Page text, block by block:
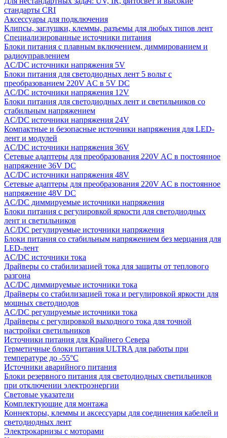
стандарты CRI
Аксессуары для подключения
Клипсы, заглушки, клеммы, разъемы для любых типов лент
Специализированные источники питания
Блоки питания с плавным включением, диммированием и
радиоуправлением
AC/DC источники напряжения 5V
Блоки питания для светодиодных лент 5 вольт с
преобразованием 220V AC в 5V DC
AC/DC источники напряжения 12V
Блоки питания для светодиодных лент и светильников со
стабильным напряжением
AC/DC источники напряжения 24V
Компактные и безопасные источники напряжения для LED-
лент и модулей
AC/DC источники напряжения 36V
Сетевые адаптеры для преобразования 220V AC в постоянное
напряжение 36V DC
AC/DC источники напряжения 48V
Сетевые адаптеры для преобразования 220V AC в постоянное
напряжение 48V DC
AC/DC диммируемые источники напряжения
Блоки питания с регулировкой яркости для светодиодных
лент и светильников
AC/DC регулируемые источники напряжения
Блоки питания со стабильным напряжением без мерцания для
LED-лент
AC/DC источники тока
Драйверы со стабилизацией тока для защиты от теплового
разгона
AC/DC диммируемые источники тока
Драйверы со стабилизацией тока и регулировкой яркости для
мощных светодиодов
AC/DC регулируемые источники тока
Драйверы с регулировкой выходного тока для точной
настройки светильников
Источники питания для Крайнего Севера
Герметичные блоки питания ULTRA для работы при
температуре до -55°C
Источники аварийного питания
Блоки резервного питания для светодиодных светильников
при отключении электроэнергии
Световые указатели
Комплектующие для монтажа
Коннекторы, клеммы и аксессуары для соединения кабелей и
светодиодных лент
Электрокарнизы с моторами